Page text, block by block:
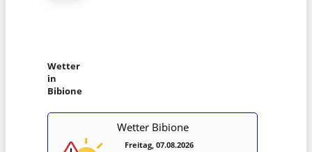
Wetter
in
Bibione
Wetter Bibione
Freitag, 07.08.2026